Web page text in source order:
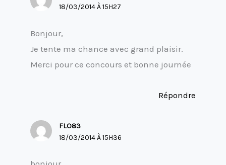
18/03/2014 À 15H27
Bonjour,
Je tente ma chance avec grand plaisir.
Merci pour ce concours et bonne journée
Répondre
FLO83
18/03/2014 À 15H36